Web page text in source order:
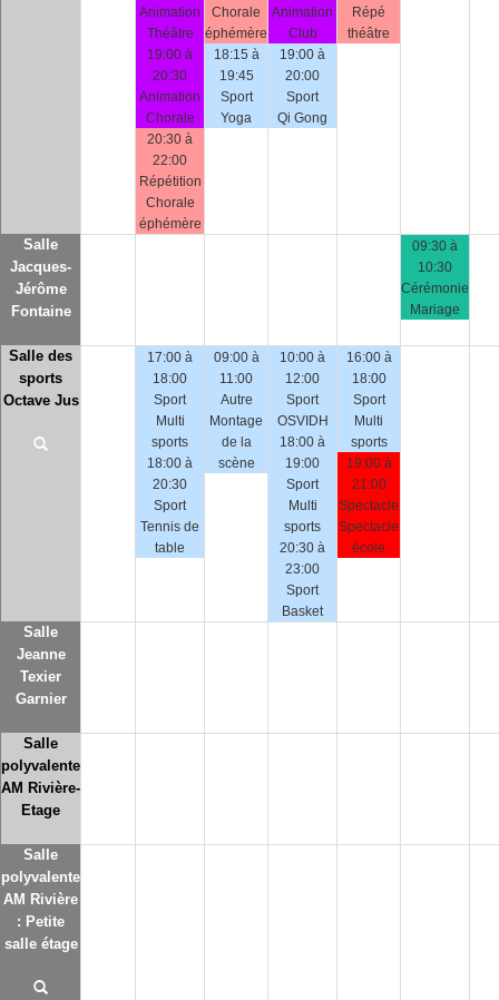
Animation
Théâtre
19:00 à
20:30
Animation
Chorale
20:30 à
22:00
Répétition
Chorale
éphémère
Chorale
éphémère
18:15 à
19:45
Sport
Yoga
Animation
Club
19:00 à
20:00
Sport
Qi Gong
Répé
théâtre
Salle
Jacques-
Jérôme
Fontaine
09:30 à
10:30
Cérémonie
Mariage
Salle des
sports
Octave Jus
17:00 à
18:00
Sport
Multi
sports
18:00 à
20:30
Sport
Tennis de
table
09:00 à
11:00
Autre
Montage
de la
scène
10:00 à
12:00
Sport
OSVIDH
18:00 à
19:00
Sport
Multi
sports
20:30 à
23:00
Sport
Basket
16:00 à
18:00
Sport
Multi
sports
19:00 à
21:00
Spectacle
Spectacle
école
Salle
Jeanne
Texier
Garnier
Salle
polyvalente
AM Rivière-
Etage
Salle
polyvalente
AM Rivière
: Petite
salle étage